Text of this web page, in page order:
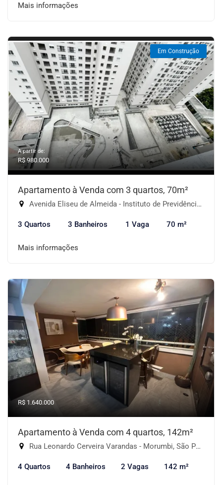
Mais informações
Em Construção
A partir de:
R$ 980.000
Apartamento à Venda com 3 quartos, 70m²
Avenida Eliseu de Almeida - Instituto de Previdência, São Paulo-SP
3 Quartos 3 Banheiros 1 Vaga 70 m²
Mais informações
R$ 1.640.000
Apartamento à Venda com 4 quartos, 142m²
Rua Leonardo Cerveira Varandas - Morumbi, São Paulo-SP
4 Quartos 4 Banheiros 2 Vagas 142 m²